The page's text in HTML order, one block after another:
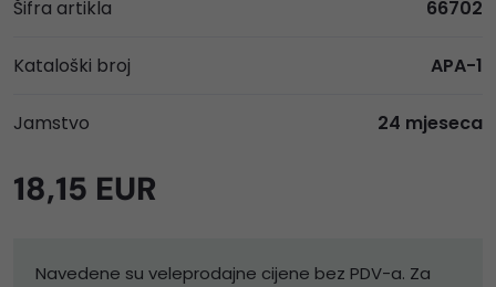
Šifra artikla 66702
Kataloški broj APA-1
Jamstvo 24 mjeseca
18,15 EUR
Navedene su veleprodajne cijene bez PDV-a. Za